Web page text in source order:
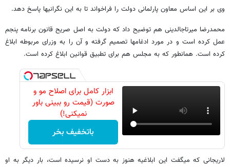
وی بر این اساس معاون پارلمانی دولت را فراخواند تا به این نگرانی​ها پاسخ دهد.
محمدرضا میرتاج​الدینی هم توضیح داد که دولت به اصل صریح قانون برنامه پنجم
عمل کرده است و در مورد ادغام​ها تصمیم گرفته و آن را به وزرای مربوطه ابلاغ
کرده است. همانطور که به مجلس هم برای تطبیق قوانین ابلاغ کرده است.
ابزار کامل برای اصلاح مو و
صورت (قیمت رو ببینی باور
نمیکنی!)
باتخفیف بخر
لاریجانی که می​گفت این ابلاغیه هنوز به دست او نرسیده است، بار دیگر به او